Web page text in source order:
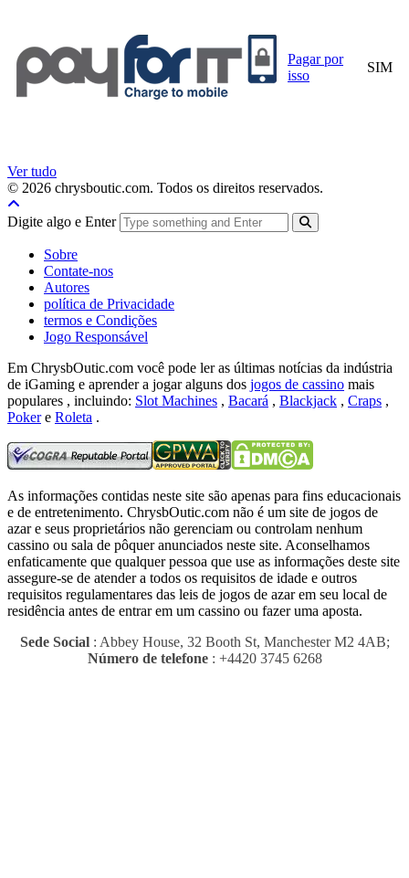
Pagar por
isso
SIM
Ver tudo
© 2026 chrysboutic.com. Todos os direitos reservados.
Digite algo e Enter
Sobre
Contate-nos
Autores
política de Privacidade
termos e Condições
Jogo Responsável
Em ChrysbOutic.com você pode ler as últimas notícias da indústria
de iGaming e aprender a jogar alguns dos jogos de cassino mais
populares , incluindo: Slot Machines , Bacará , Blackjack , Craps ,
Pokere Roleta .
As informações contidas neste site são apenas para fins educacionais
e de entretenimento. ChrysbOutic.com não é um site de jogos de
azar e seus proprietários não gerenciam ou controlam nenhum
cassino ou sala de pôquer anunciados neste site. Aconselhamos
enfaticamente que qualquer pessoa que use as informações deste site
assegure-se de atender a todos os requisitos de idade e outros
requisitos regulamentares das leis de jogos de azar em seu local de
residência antes de entrar em um cassino ou fazer uma aposta.
Sede Social: Abbey House, 32 Booth St, Manchester M2 4AB;
Número de telefone: +4420 3745 6268